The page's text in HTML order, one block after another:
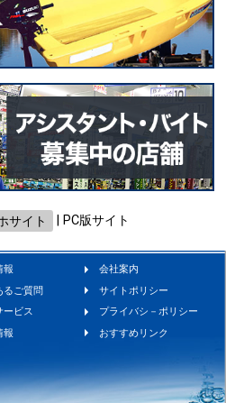
サイト PC版サイト
報
会社案内
るご質問
サイトポリシー
ービス
プライバシ－ポリシー
報 おすすめリンク